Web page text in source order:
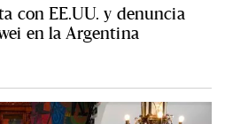
con EE.UU. y denuncia
en la Argentina